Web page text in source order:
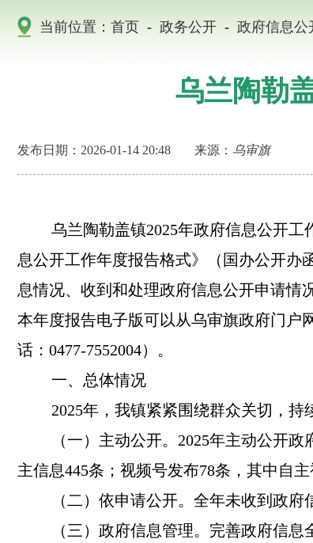
当前位置： 首页 - 政务公开 - 政府信息公
乌兰陶勒
发布日期：2026-01-14 20:48 来源： 乌审旗
乌兰陶勒盖镇2025年政府信息公开
息公开工作年度报告格式》（国办公开办
息情况、收到和处理政府信息公开申请情
本年度报告电子版可以从乌审旗政府门户
话：0477-7552004）。
一、总体情况
2025年，我镇紧紧围绕群众关切，
（一）主动公开。 2025年主动公开政
主信息445条；视频号发布78条，其中自
（二）依申请公开。 全年未收到政府
（三）政府信息管理。 完善政府信息